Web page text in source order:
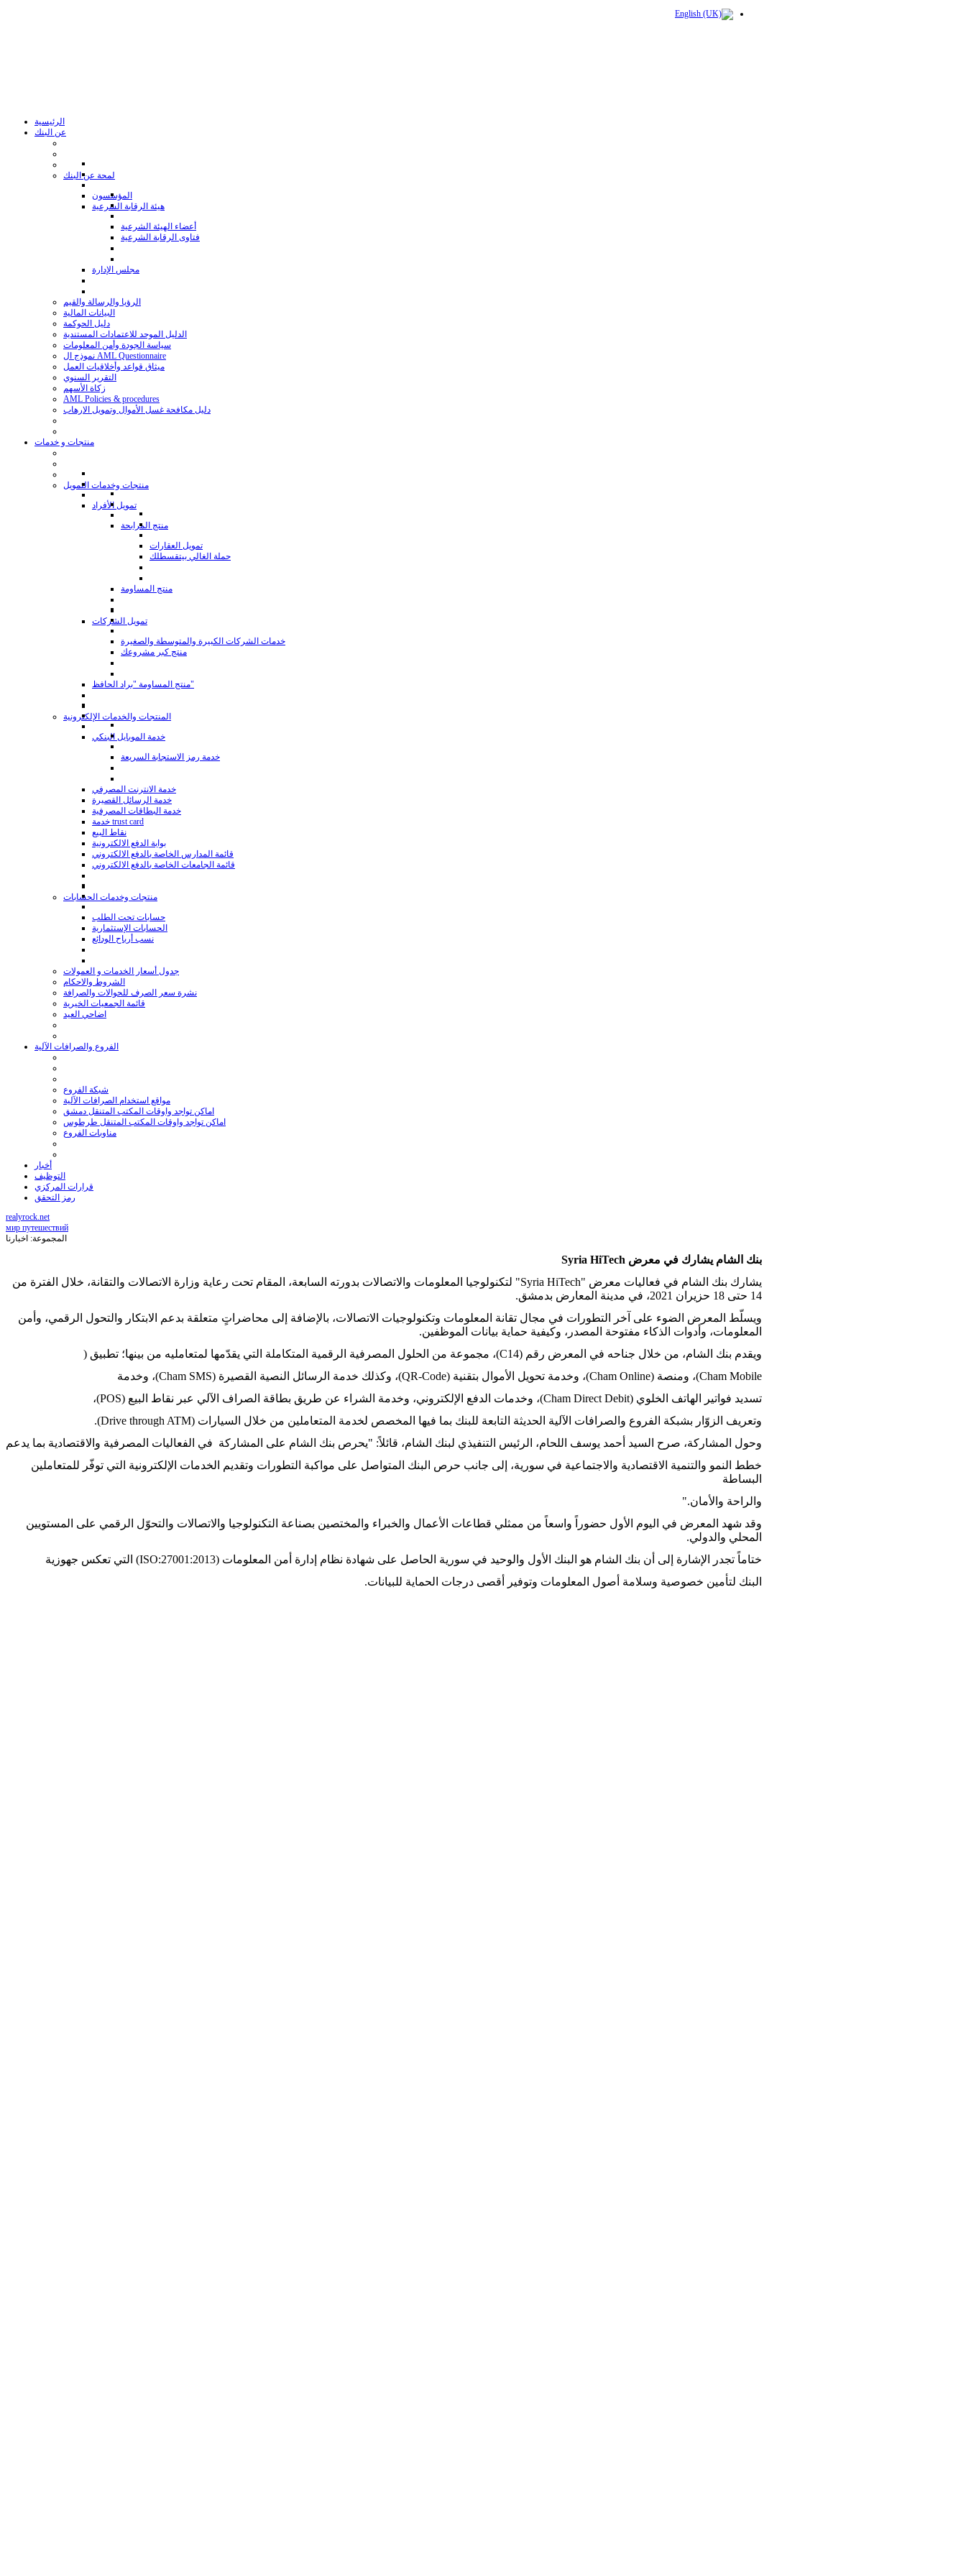
الرئيسية
عن البنك
لمحة عن البنك
المؤسسون
هيئة الرقابة الشرعية
أعضاء الهيئة الشرعية
فتاوى الرقابة الشرعية
مجلس الإدارة
الرؤيا والرسالة والقيم
البيانات المالية
دليل الحوكمة
الدليل الموحد للاعتمادات المستندية
سياسة الجودة وأمن المعلومات
نموذج ال AML Questionnaire
ميثاق قواعد وأخلاقيات العمل
التقرير السنوي
زكاة الأسهم
AML Policies & procedures
دليل مكافحة غسل الأموال وتمويل الارهاب
منتجات و خدمات
منتجات وخدمات التمويل
تمويل الأفراد
منتج المرابحة
تمويل العقارات
حملة الغالي بيتقسطلك
منتج المساومة
تمويل الشركات
خدمات الشركات الكبيرة والمتوسطة والصغيرة
منتج كبر مشروعك
منتج المساومة "براد الحافظ"
المنتجات والخدمات الإلكترونية
خدمة الموبايل البنكي
خدمة رمز الاستجابة السريعة
خدمة الانترنت المصرفي
خدمة الرسائل القصيرة
خدمة البطاقات المصرفية
خدمة trust card
نقاط البيع
بوابة الدفع الالكترونية
قائمة المدارس الخاصة بالدفع الالكتروني
قائمة الجامعات الخاصة بالدفع الالكتروني
منتجات وخدمات الحسابات
حسابات تحت الطلب
الحسابات الإستثمارية
نسب أرباح الودائع
جدول أسعار الخدمات و العمولات
الشروط والاحكام
نشرة سعر الصرف للحوالات والصرافة
قائمة الجمعيات الخيرية
اضاحي العيد
الفروع والصرافات الآلية
شبكة الفروع
مواقع استخدام الصرافات الآلية
اماكن تواجد واوقات المكتب المتنقل دمشق
اماكن تواجد واوقات المكتب المتنقل طرطوس
مناوبات الفروع
أخبار
التوظيف
قرارات المركزي
رمز التحقق
realyrock.net
мир путешествий
المجموعة: اخبارنا
بنك الشام يشارك في معرض Syria HiTech
يشارك بنك الشام في فعاليات معرض "Syria HiTech" لتكنولوجيا المعلومات والاتصالات بدورته السابعة، المقام تحت رعاية وزارة الاتصالات والتقانة، خلال الفترة من
14 حتى 18 حزيران 2021، في مدينة المعارض بدمشق.
ويسلّط المعرض الضوء على آخر التطورات في مجال تقانة المعلومات وتكنولوجيات الاتصالات، بالإضافة إلى محاضراتٍ متعلقة بدعم الابتكار والتحول الرقمي، وأمن
المعلومات، وأدوات الذكاء مفتوحة المصدر، وكيفية حماية بيانات الموظفين.
ويقدم بنك الشام، من خلال جناحه في المعرض رقم (C14)، مجموعة من الحلول المصرفية الرقمية المتكاملة التي يقدّمها لمتعامليه من بينها؛ تطبيق (
Cham Mobile)، ومنصة (Cham Online)، وخدمة تحويل الأموال بتقنية (QR-Code)، وكذلك خدمة الرسائل النصية القصيرة (Cham SMS)، وخدمة
تسديد فواتير الهاتف الخلوي (Cham Direct Debit)، وخدمات الدفع الإلكتروني، وخدمة الشراء عن طريق بطاقة الصراف الآلي عبر نقاط البيع (POS)،
وتعريف الزوّار بشبكة الفروع والصرافات الآلية الحديثة التابعة للبنك بما فيها المخصص لخدمة المتعاملين من خلال السيارات (Drive through ATM).
وحول المشاركة، صرح السيد أحمد يوسف اللحام، الرئيس التنفيذي لبنك الشام، قائلاً: "يحرص بنك الشام على المشاركة في الفعاليات المصرفية والاقتصادية بما يدعم
خطط النمو والتنمية الاقتصادية والاجتماعية في سورية، إلى جانب حرص البنك المتواصل على مواكبة التطورات وتقديم الخدمات الإلكترونية التي توفّر للمتعاملين
البساطة
والراحة والأمان."
وقد شهد المعرض في اليوم الأول حضوراً واسعاً من ممثلي قطاعات الأعمال والخبراء والمختصين بصناعة التكنولوجيا والاتصالات والتحوّل الرقمي على المستويين
المحلي والدولي.
ختاماً تجدر الإشارة إلى أن بنك الشام هو البنك الأول والوحيد في سورية الحاصل على شهادة نظام إدارة أمن المعلومات (ISO:27001:2013) التي تعكس جهوزية
البنك لتأمين خصوصية وسلامة أصول المعلومات وتوفير أقصى درجات الحماية للبيانات.